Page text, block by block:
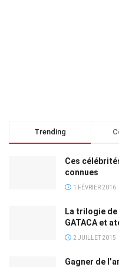
Trending
Ces
connues
1 FÉVRIER 2016
La trilogie de
GATACA et
2 JUILLET 2015
Gagner de